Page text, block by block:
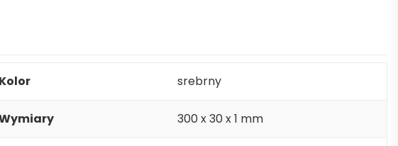
Kolor srebrny
300 x 30 x 1 mm